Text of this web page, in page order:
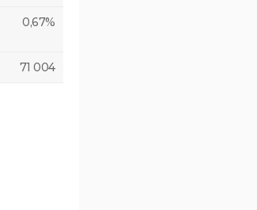
0,67%
71 004